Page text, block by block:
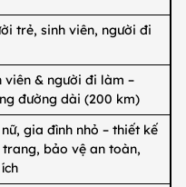
trẻ, sinh viên, người đi
viên & người đi làm –
đường dài (200 km)
nữ, gia đình nhỏ – thiết kế
bảo vệ an toàn,